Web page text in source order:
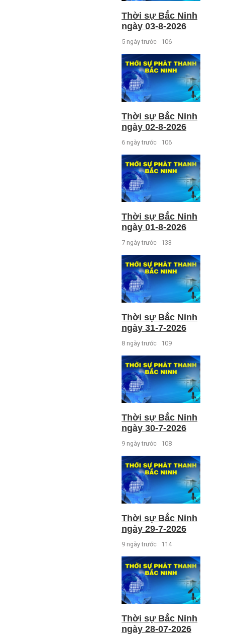
Thời sự Bắc Ninh
ngày 03-8-2026
5 ngày trước 106
Thời sự Bắc Ninh
ngày 02-8-2026
6 ngày trước 106
Thời sự Bắc Ninh
ngày 01-8-2026
7 ngày trước 133
Thời sự Bắc Ninh
ngày 31-7-2026
8 ngày trước 109
Thời sự Bắc Ninh
ngày 30-7-2026
9 ngày trước 108
Thời sự Bắc Ninh
ngày 29-7-2026
9 ngày trước 114
Thời sự Bắc Ninh
ngày 28-07-2026